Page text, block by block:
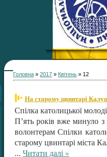
Головна » 2017 » Квітень » 12
На старому цвинтарі
Спілка католицької
П’ять років вже минуло
волонтерам Спілки
старому цвинтарі міста
... Читати далі »